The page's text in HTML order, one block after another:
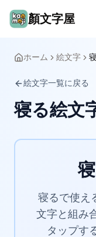
顏文字屋
ホーム 絵文字
絵文字一覧に戻る
寝る絵文
寝るで使え
文字と組み
タップす